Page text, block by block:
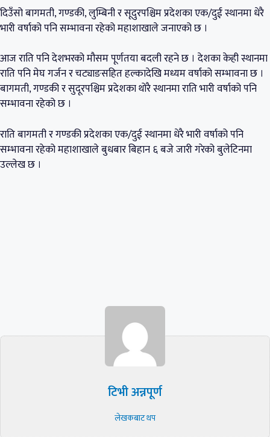
दिउँसो बागमती, गण्डकी, लुम्बिनी र सूदुरपश्चिम प्रदेशका एक/दुई स्थानमा धेरै
भारी वर्षाको पनि सम्भावना रहेको महाशाखाले जनाएको छ ।
आज राति पनि देशभरको मौसम पूर्णतया बदली रहने छ । देशका केही स्थानमा
राति पनि मेघ गर्जन र चट्याङसहित हल्कादेखि मध्यम वर्षाको सम्भावना छ ।
बागमती, गण्डकी र सुदूरपश्चिम प्रदेशका थोरै स्थानमा राति भारी वर्षाको पनि
सम्भावना रहेको छ ।
राति बागमती र गण्डकी प्रदेशका एक/दुई स्थानमा धेरै भारी वर्षाको पनि
सम्भावना रहेको महाशाखाले बुधबार बिहान ६ बजे जारी गरेको बुलेटिनमा
उल्लेख छ ।
टिभी अन्नपूर्ण
लेखकबाट थप